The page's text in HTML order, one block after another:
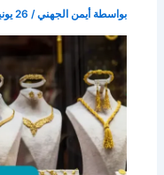
بواسطة أيمن الجهني/ 26 يونيو 2025